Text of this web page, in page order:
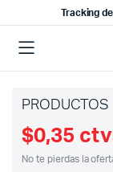
Tracking
PRODUCTOS
$0,35
No te pierdas la